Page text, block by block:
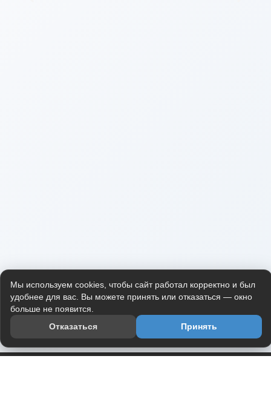
Мы используем cookies, чтобы сайт работал корректно и был
удобнее для вас. Вы можете принять или отказаться — окно
больше не появится.
Отказаться
Принять